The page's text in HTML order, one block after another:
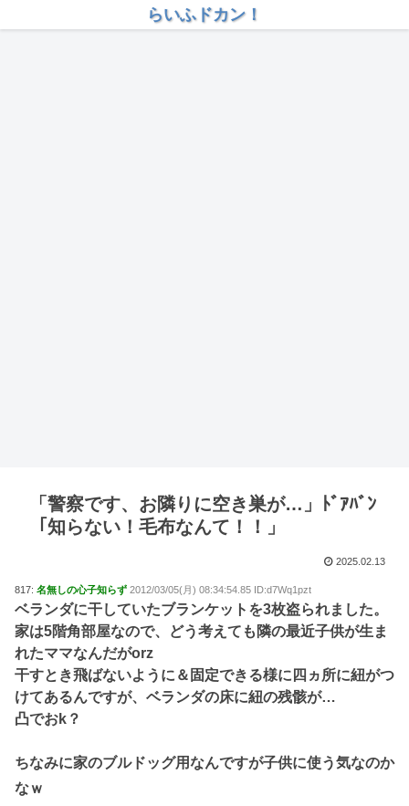
らいふドカン！
「警察です、お隣りに空き巣が…」ﾄﾞｱﾊﾞﾝ
「知らない！毛布なんて！！」
2025.02.13
817: 名無しの心子知らず 2012/03/05(月) 08:34:54.85 ID:d7Wq1pzt
ベランダに干していたブランケットを3枚盗られました。
家は5階角部屋なので、どう考えても隣の最近子供が生ま
れたママなんだがorz
干すとき飛ばないように＆固定できる様に四ヵ所に紐がつ
けてあるんですが、ベランダの床に紐の残骸が…
凸でおk？
ちなみに家のブルドッグ用なんですが子供に使う気なのか
なｗ